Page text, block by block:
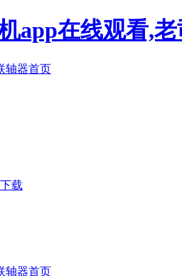
app在线观看,
载